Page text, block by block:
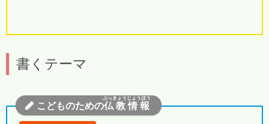
書くテーマ
こどものための仏教
ぶっきょう
情報
じょうほう